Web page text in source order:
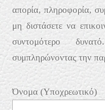
απορία, πληροφορία,
μη διστάσετε να
συντομότερο
συμπληρώνοντας την
Όνομα (Υποχρεωτικό)